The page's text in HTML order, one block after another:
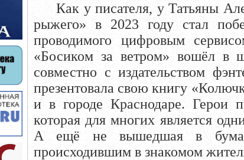
Как у писателя, у Татьяны
рыжего» в 2023 году стал
проводимого цифровым
«Босиком за ветром» вошёл в
совместно с издательством
презентовала свою книгу
и в городе Краснодаре. Герои
которая для многих является
А ещё не вышедшая в
происходившим в знакомом